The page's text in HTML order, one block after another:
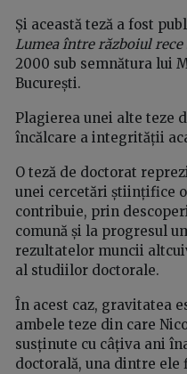
Și această teză a fost
Lumea între războiul
2000 sub semnătura lui
București.
Plagierea unei alte teze
încălcare a integrității
O teză de doctorat
unei cercetări științifice
contribuie, prin
comună și la progresul
rezultatelor muncii
al studiilor doctorale.
În acest caz, gravitatea
ambele teze din care
susținute cu câțiva ani
doctorală, una dintre